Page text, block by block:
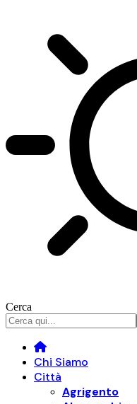
Cerca
Chi Siamo
Città
Agrigento